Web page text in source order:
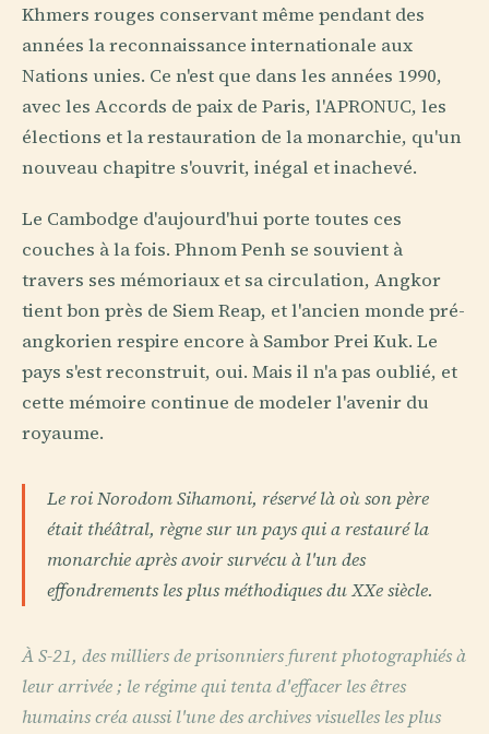
Khmers rouges conservant même pendant des
années la reconnaissance internationale aux
Nations unies. Ce n'est que dans les années 1990,
avec les Accords de paix de Paris, l'APRONUC, les
élections et la restauration de la monarchie, qu'un
nouveau chapitre s'ouvrit, inégal et inachevé.
Le Cambodge d'aujourd'hui porte toutes ces
couches à la fois. Phnom Penh se souvient à
travers ses mémoriaux et sa circulation, Angkor
tient bon près de Siem Reap, et l'ancien monde pré-
angkorien respire encore à Sambor Prei Kuk. Le
pays s'est reconstruit, oui. Mais il n'a pas oublié, et
cette mémoire continue de modeler l'avenir du
royaume.
Le roi Norodom Sihamoni, réservé là où son père
était théâtral, règne sur un pays qui a restauré la
monarchie après avoir survécu à l'un des
effondrements les plus méthodiques du XXe siècle.
À S-21, des milliers de prisonniers furent photographiés à
leur arrivée ; le régime qui tenta d'effacer les êtres
humains créa aussi l'une des archives visuelles les plus